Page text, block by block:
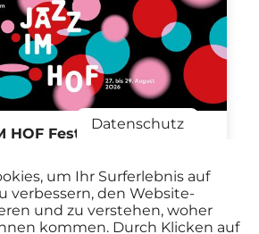
HOF Festival St.Pölten
Datenschutz
um Ihr Surferlebnis auf
verbessern, den Website-
und zu verstehen, woher
kommen. Durch Klicken auf